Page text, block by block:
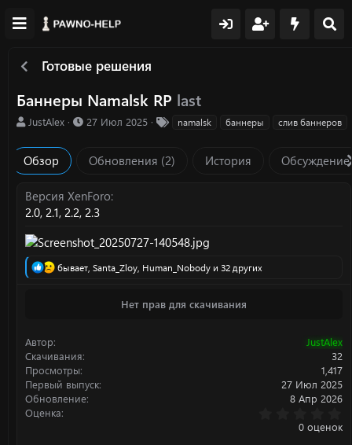
Готовые решения
Баннеры Namalsk RP last
А
т
о
р
JustAlex
Д
а
о
з
д
н
я
27 Июл 2025
и
namalsk баннеры слив баннеров
Обзор Обновления (2) История Обсуждение
Версия XenForo
2.0 2.1 2.2 2.3
Р
:
бывает, Santa_Zloy, Human_Nobody и 32 других
Нет прав для скачивания
Автор
JustAlex
Скачивания
32
Просмотры
1,417
Первый выпуск
27 Июл 2025
Обновление
8 Апр 2026
Оценка
.
0
0 оценок